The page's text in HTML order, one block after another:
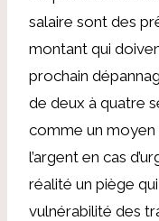
salaire sont des
montant qui
prochain
de deux à quatre
comme un moyen
l’argent en cas
réalité un piège
vulnérabilité des